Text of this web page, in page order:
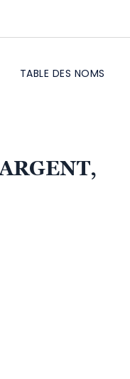
TABLE DES NOMS